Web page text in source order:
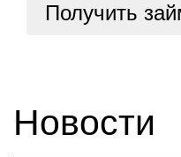
Получить
Новости